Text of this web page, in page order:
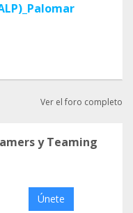
Ver el foro completo
y Teaming
Únete